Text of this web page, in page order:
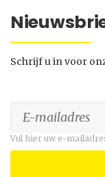
Schrijf u in voor
Vul hier uw e-